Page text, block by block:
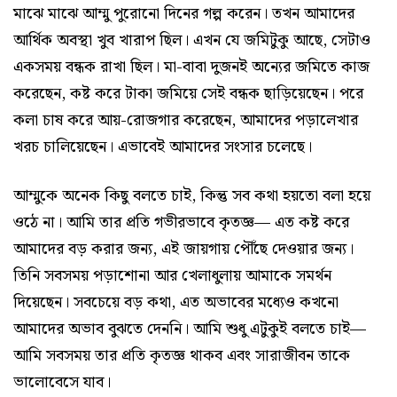
মাঝে মাঝে আম্মু পুরোনো দিনের গল্প করেন। তখন আমাদের
আর্থিক অবস্থা খুব খারাপ ছিল। এখন যে জমিটুকু আছে, সেটাও
একসময় বন্ধক রাখা ছিল। মা-বাবা দুজনই অন্যের জমিতে কাজ
করেছেন, কষ্ট করে টাকা জমিয়ে সেই বন্ধক ছাড়িয়েছেন। পরে
কলা চাষ করে আয়-রোজগার করেছেন, আমাদের পড়ালেখার
খরচ চালিয়েছেন। এভাবেই আমাদের সংসার চলেছে।
আম্মুকে অনেক কিছু বলতে চাই, কিন্তু সব কথা হয়তো বলা হয়ে
ওঠে না। আমি তার প্রতি গভীরভাবে কৃতজ্ঞ— এত কষ্ট করে
আমাদের বড় করার জন্য, এই জায়গায় পৌঁছে দেওয়ার জন্য।
তিনি সবসময় পড়াশোনা আর খেলাধুলায় আমাকে সমর্থন
দিয়েছেন। সবচেয়ে বড় কথা, এত অভাবের মধ্যেও কখনো
আমাদের অভাব বুঝতে দেননি। আমি শুধু এটুকুই বলতে চাই—
আমি সবসময় তার প্রতি কৃতজ্ঞ থাকব এবং সারাজীবন তাকে
ভালোবেসে যাব।